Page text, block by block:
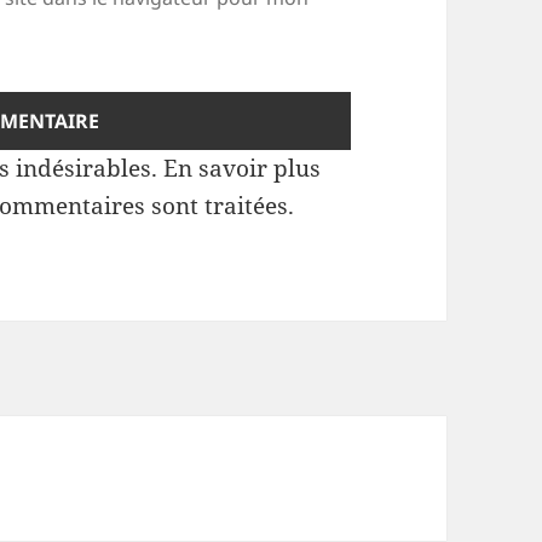
indésirables.En savoir plus
sont traitées.